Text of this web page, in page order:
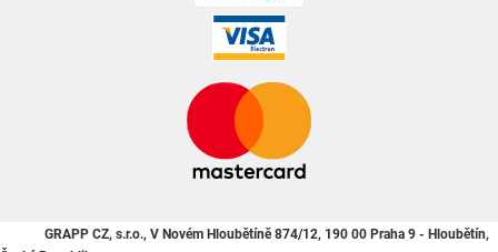
GRAPP CZ, s.r.o., V Novém Hloubětíně 874/12, 190 00 Praha 9 - Hloubětín,